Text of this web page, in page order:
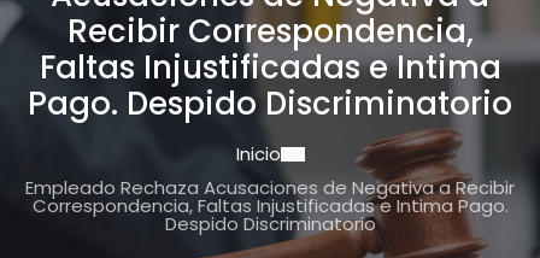
Recibir Correspondencia,
Faltas Injustificadas e Intima
Pago. Despido Discriminatorio
Inicio
Empleado Rechaza Acusaciones de Negativa a Recibir
Correspondencia, Faltas Injustificadas e Intima Pago.
Despido Discriminatorio